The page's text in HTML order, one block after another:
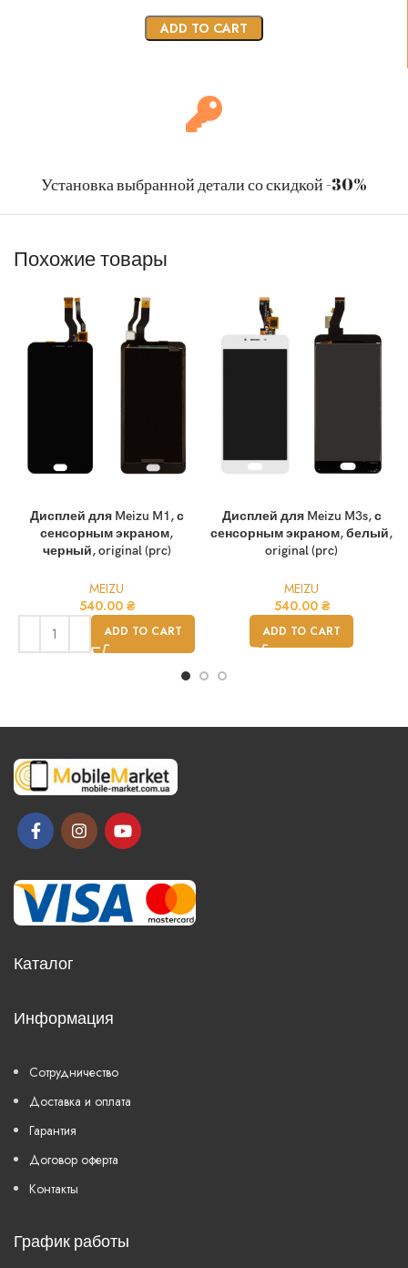
ADD TO CART
Установка выбранной детали со скидкой -30%
Похожие товары
Дисплей для Meizu M1, с
сенсорным экраном,
черный, original (prc)
MEIZU
540.00 ₴
ADD TO CART
Дисплей для Meizu M3s, с
сенсорным экраном, белый,
original (prc)
MEIZU
540.00 ₴
ADD TO CART
Каталог
Информация
Сотрудничество
Доставка и оплата
Гарантия
Договор оферта
Контакты
График работы